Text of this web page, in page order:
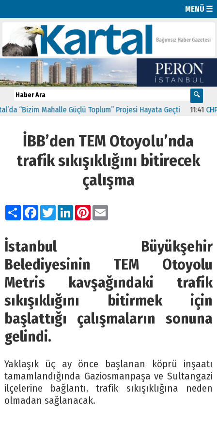
MENÜ ☰
“Bizim Mahalle Güçlü Toplum” Projesi Hayata Geçti 11:41 CHP
İBB’den TEM Otoyolu’nda
trafik sıkışıklığını bitirecek
çalışma
PaylaşFacebook
TwitterLinkedIn
Pinterest
Email
İstanbul Büyükşehir
Belediyesinin TEM Otoyolu
Metris kavşağındaki trafik
sıkışıklığını bitirmek için
başlattığı çalışmaların sonuna
gelindi.
Yaklaşık üç ay önce başlanan köprü inşaatı
tamamlandığında Gaziosmanpaşa ve Sultangazi
ilçelerine bağlantı, trafik sıkışıklığına neden
olmadan sağlanacak.